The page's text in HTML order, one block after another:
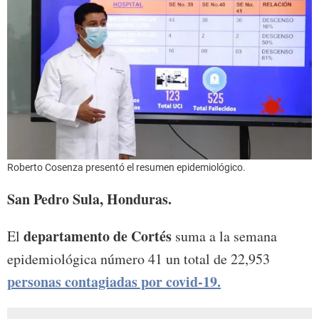
Roberto Cosenza presentó el resumen epidemiológico.
San Pedro Sula, Honduras.
El departamento de Cortés suma a la semana
epidemiológica número 41 un total de 22,953
personas contagiadas por covid-19.